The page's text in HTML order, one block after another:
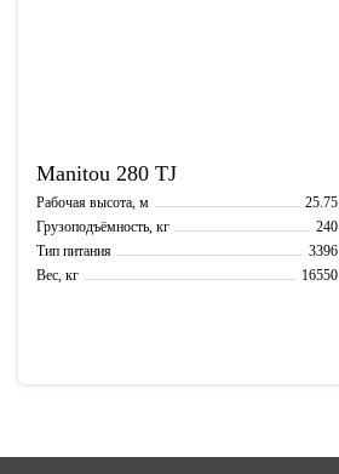
Manitou 280 TJ
Рабочая высота, м
25.75
Грузоподъёмность, кг
240
Тип питания
3396
Вес, кг
16550